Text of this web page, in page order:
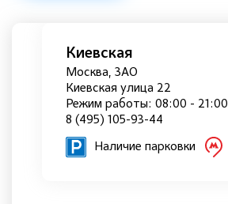
Киевская
Москва, ЗАО
Киевская улица 22
Режим работы: 08:00 - 21:00
8 (495) 105-93-44
Наличие парковки